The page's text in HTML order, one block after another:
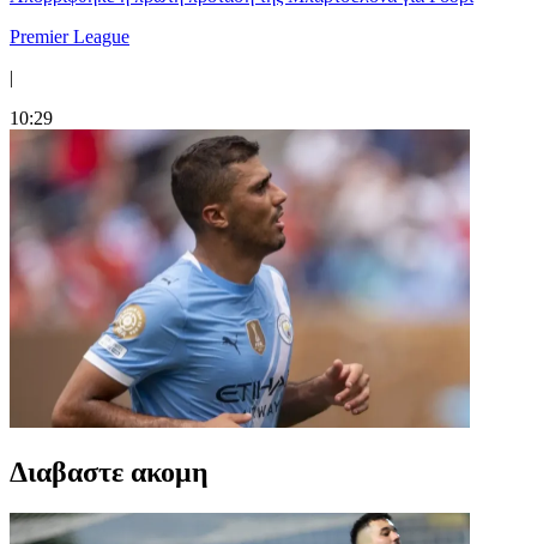
Premier League
|
10:29
Διαβαστε ακομη